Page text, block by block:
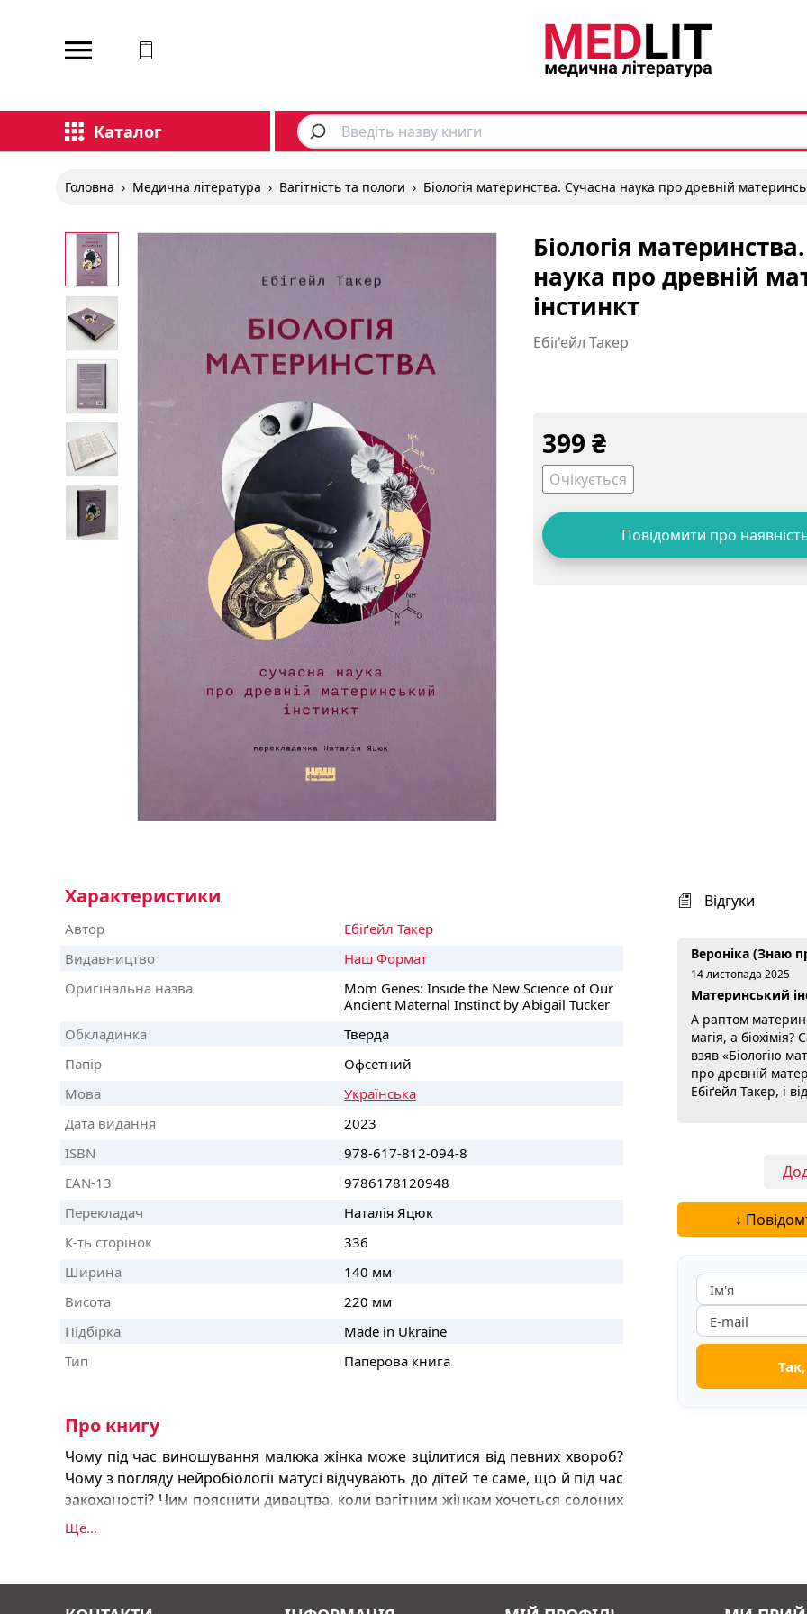
Каталог
Головна › Медична література › Вагітність та пологи › Біологія материнства. Сучасна наука про древній
Біологія
наука про древній
інстинкт
Ебіґейл Такер
399 ₴
Очікується
Повідомити про
Характеристики
Автор
Ебіґейл Такер
Видавництво
Наш Формат
Оригінальна назва
Mom Genes: Inside the New Science of Our
Ancient Maternal Instinct by Abigail Tucker
Обкладинка
Тверда
Папір
Офсетний
Мова
Українська
Дата видання
2023
ISBN
978-617-812-094-8
EAN-13
9786178120948
Перекладач
Наталія Яцюк
К-ть сторінок
336
Ширина
140 мм
Висота
220 мм
Підбірка
Made in Ukraine
Тип
Паперова книга
Про книгу
Чому під час виношування малюка жінка може зцілитися від певних хвороб?
Чому з погляду нейробіології матусі відчувають до дітей те саме, що й під час
закоханості? Чим пояснити дивацтва, коли вагітним жінкам хочеться солоних
огірочків чи оселедця? Що пов’язує вищий відсоток післяпологових депресій і
підгузків?
Ще...
Відгуки
Вероніка (Знаю
14 листопада 2025
Материнський
А раптом
магія, а
взяв «Біологію
про древній
Ебіґейл Такер, і
сухий
історії реальних
раптом стають
Читати далі...
↓